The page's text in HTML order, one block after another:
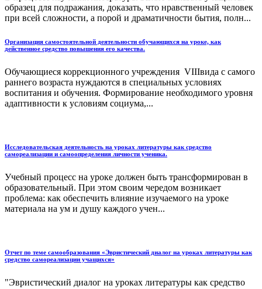
образец для подражания, доказать, что нравственный человек
при всей сложности, а порой и драматичности бытия, полн...
Организация самостоятельной деятельности обучающихся на уроке, как
действенное средство повышения его качества.
Обучающиеся коррекционного учреждения VIIIвида с самого
раннего возраста нуждаются в специальных условиях
воспитания и обучения. Формирование необходимого уровня
адаптивности к условиям социума,...
Исследовательская деятельность на уроках литературы как средство
самореализации и самоопределения личности ученика.
Учебный процесс на уроке должен быть трансформирован в
образова­тельный. При этом своим чередом возникает
проблема: как обеспечить влияние изучаемого на уроке
материала на ум и душу каждого учен...
Отчет по теме самообразования «Эвристический диалог на уроках литературы как
средство самореализации учащихся»
"Эвристический диалог на уроках литературы как средство